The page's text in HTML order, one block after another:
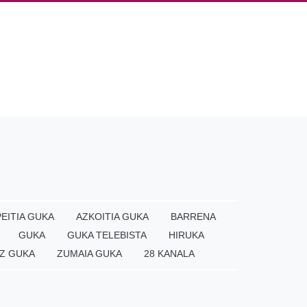
GUKA AZKOITIA GUKA
BARRENA
GUKA
GUKA TELEBISTA
HIRUKA
GUKA
ZUMAIA GUKA 28 KANALA